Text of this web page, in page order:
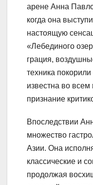
арене Анна
когда она
настоящую
«Лебединого
грация,
техника
известна во
признание
Впоследствии
множество
Азии. Она
классические и
продолжая